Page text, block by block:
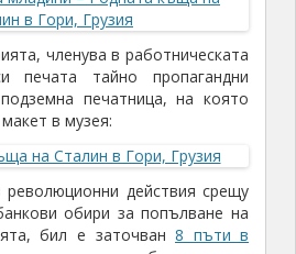
членува в работническата
печата тайно пропагандни
печатница, на която
в музея:
революционни действия срещу
обири за попълване на
бил е заточван8 пъти в